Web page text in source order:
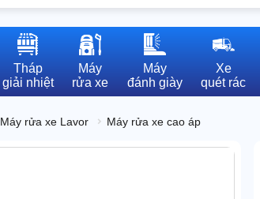
Tháp
giải nhiệt
Máy
rửa xe
Máy
đánh giày
Xe
quét rác
Máy rửa xe Lavor Máy rửa xe cao áp